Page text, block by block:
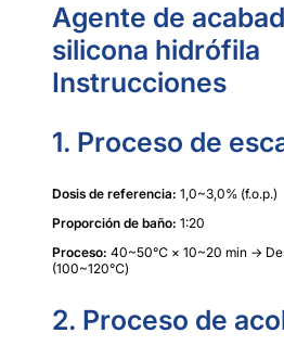
Agente de
silicona hidrófila
Instrucciones
1. Proceso de
Dosis de referencia: 1,0~3,0% (f.o.p.)
Proporción de baño: 1:20
Proceso: 40~50℃ × 10~20 min →
(100~120℃)
2. Proceso de